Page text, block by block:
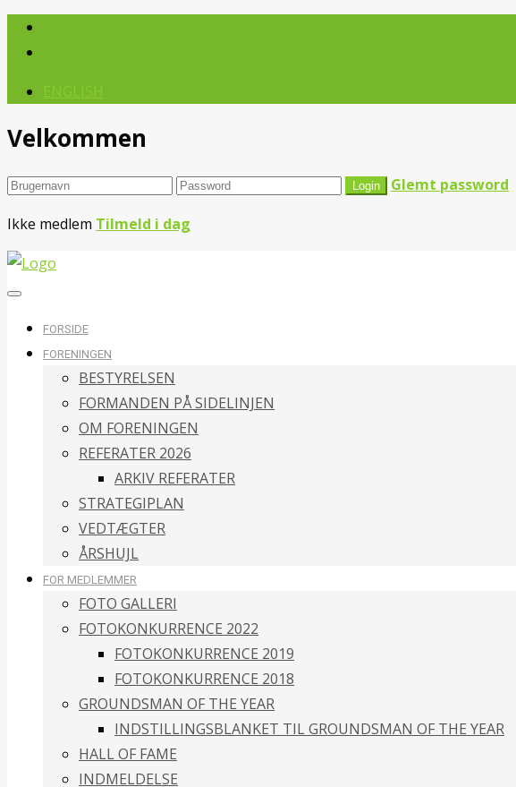
Velkommen
Glemt password
Ikke medlem Tilmeld i dag
FORSIDE
FORENINGEN
BESTYRELSEN
FORMANDEN PÅ SIDELINJEN
OM FORENINGEN
REFERATER 2026
ARKIV REFERATER
STRATEGIPLAN
VEDTÆGTER
ÅRSHUJL
FOR MEDLEMMER
FOTO GALLERI
FOTOKONKURRENCE 2022
FOTOKONKURRENCE 2019
FOTOKONKURRENCE 2018
GROUNDSMAN OF THE YEAR
INDSTILLINGSBLANKET TIL GROUNDSMAN OF THE YEAR
HALL OF FAME
INDMELDELSE